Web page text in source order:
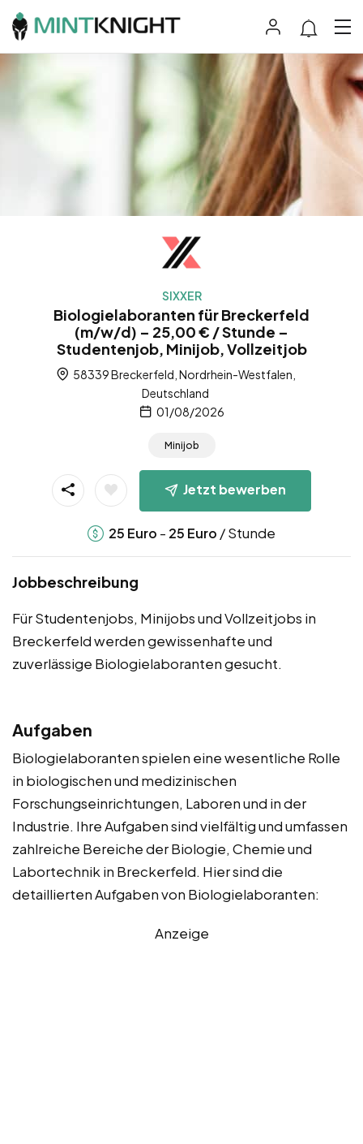
SIXXER
Biologielaboranten für Breckerfeld
(m/w/d) – 25,00 € / Stunde –
Studentenjob, Minijob, Vollzeitjob
58339 Breckerfeld, Nordrhein-Westfalen,
Deutschland
01/08/2026
Minijob
Jetzt bewerben
25 Euro - 25 Euro / Stunde
Jobbeschreibung
Für Studentenjobs, Minijobs und Vollzeitjobs in
Breckerfeld werden gewissenhafte und
zuverlässige Biologielaboranten gesucht.
Aufgaben
Biologielaboranten spielen eine wesentliche Rolle
in biologischen und medizinischen
Forschungseinrichtungen, Laboren und in der
Industrie. Ihre Aufgaben sind vielfältig und umfassen
zahlreiche Bereiche der Biologie, Chemie und
Labortechnik in Breckerfeld. Hier sind die
detaillierten Aufgaben von Biologielaboranten:
Anzeige